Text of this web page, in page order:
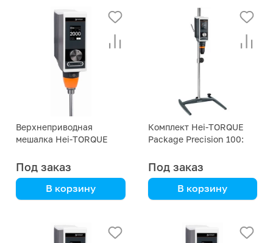
Верхнеприводная
мешалка Hei-TORQUE
Под заказ
В корзину
Комплект Hei-TORQUE
Package Precision 100:
Под заказ
В корзину